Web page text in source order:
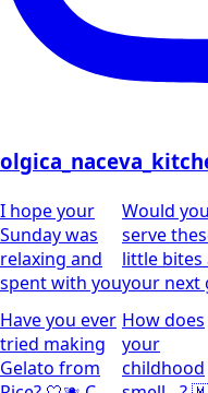
I hope your
Sunday was
relaxing and
spent with you
Would you
serve
little bites
your next
Have you ever
tried making
Gelato from
How does
your
childhood